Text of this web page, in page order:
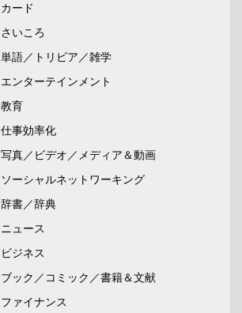
カード
さいころ
単語／トリビア／雑学
エンターテインメント
教育
仕事効率化
写真／ビデオ／メディア＆動画
ソーシャルネットワーキング
辞書／辞典
ニュース
ビジネス
ブック／コミック／書籍＆文献
ファイナンス